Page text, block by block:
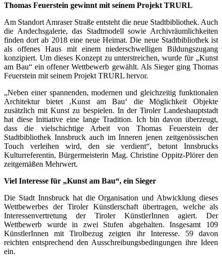
Thomas Feuerstein gewinnt mit seinem Projekt TRURL
Am Standort Amraser Straße entsteht die neue Stadtbibliothek. Auch
die Andechsgalerie, das Stadtmodell sowie Archivräumlichkeiten
finden dort ab 2018 eine neue Heimat. Die neue Stadtbibliothek ist
als offenes Haus mit einem niederschwelligen Bildungszugang
konzipiert. Um dieses Konzept zu unterstreichen, wurde für „Kunst
am Bau“ ein offener Wettbewerb gewählt. Als Sieger ging Thomas
Feuerstein mit seinem Projekt TRURL hervor.
„Neben einer spannenden, modernen und gleichzeitig funktionalen
Architektur bietet ‚Kunst am Bau‘ die Möglichkeit Objekte
zusätzlich mit Kunst zu bespielen. In der Tiroler Landeshauptstadt
hat diese Initiative eine lange Tradition. Ich bin davon überzeugt,
dass die vielschichtige Arbeit von Thomas Feuerstein der
Stadtbibliothek Innsbruck auch im Inneren jenen zeitgenössischen
Touch verleihen wird, den sie verdient“, betont Innsbrucks
Kulturreferentin, Bürgermeisterin Mag. Christine Oppitz-Plörer den
zeitgemäßen Mehrwert.
Viel Interesse für „Kunst am Bau“, ein Sieger
Die Stadt Innsbruck hat die Organisation und Abwicklung dieses
Wettbewerbes der Tiroler Künstlerschaft übertragen, welche als
Interessenvertretung der Tiroler KünstlerInnen agiert. Der
Wettbewerb wurde in zwei Stufen abgehalten. Insgesamt 109
KünstlerInnen mit Tirolbezug zeigten ihr Interesse. 59 davon
reichten entsprechend den Ausschreibungsbedingungen ihre Ideen
ein.